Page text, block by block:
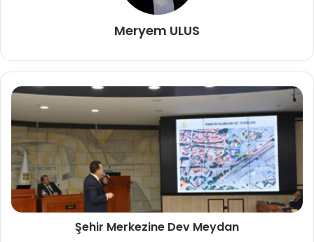
Meryem ULUS
Şehir Merkezine Dev Meydan